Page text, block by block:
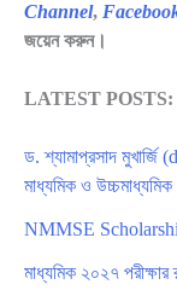
Channel,
জয়েন করুন।
LATEST POSTS:
ড. শ্যামাপ্রসাদ
মাধ্যমিক ও উচ্চমাধ্যমিক
NMMSE
মাধ্যমিক ২০২৭